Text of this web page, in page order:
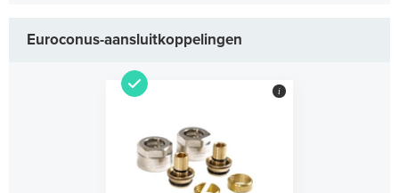
Euroconus-aansluitkoppelingen
i